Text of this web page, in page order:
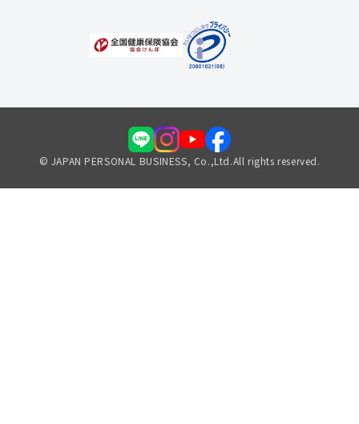
© JAPAN PERSONAL BUSINESS, Co.,Ltd.All rights reserved.